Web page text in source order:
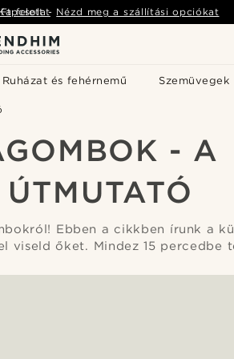
Ruházat és fehérnemű Szemüvegek
felett- Nézd meg a szállítási opciókat
- A
Ebben a cikkben írunk a
viseld őket. Mindez 15 percedbe